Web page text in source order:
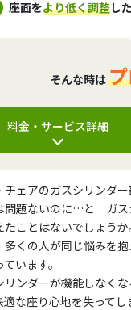
座面をより低く調整し
そんな時は
料金・サービス詳細
チェアのガスシリンダ
問題ないのに…と ガス
たことはないでしょうか
多くの人が同じ悩みを
います。
リンダーが機能しなく
適な座り心地を失ってし